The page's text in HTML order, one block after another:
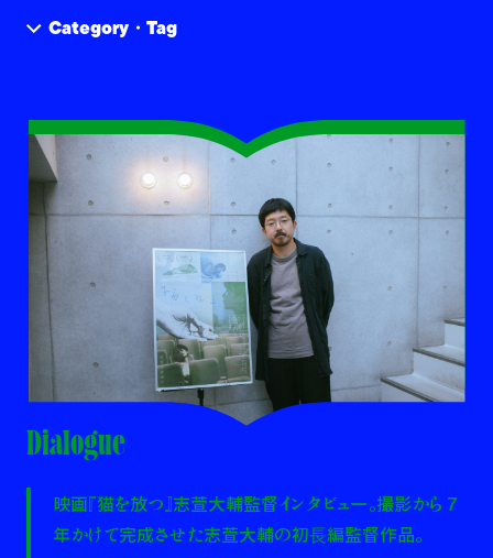
Category・Tag
Dialogue
映画『猫を放つ』志萱大輔監督インタビュー。撮影から 7
年かけて完成させた志萱大輔の初⻑編監督作品。